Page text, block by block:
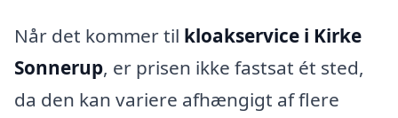
Når det kommer til kloakservice i Kirke
Sonnerup, er prisen ikke fastsat ét sted,
da den kan variere afhængigt af flere